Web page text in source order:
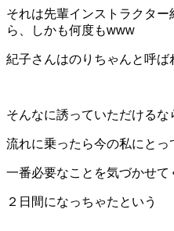
それは先輩インストラクタ
ら、しかも何度もwww
紀子さんはのりちゃんと呼
そんなに誘っていただけるな
流れに乗ったら今の私にとっ
一番必要なことを気づかせて
２日間になっちゃたという